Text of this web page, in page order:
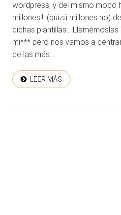
wordpress, y del mismo modo
millones!!! (quizá millones no)
dichas plantillas…
mi*** pero nos vamos a
de las más...
LEER MÁS